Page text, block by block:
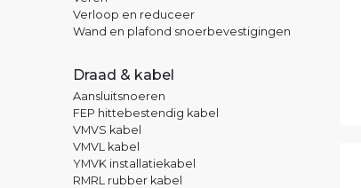
Verloop en reduceer
Wand en plafond snoerbevestigingen
Draad & kabel
Aansluitsnoeren
FEP hittebestendig kabel
VMVS kabel
VMVL kabel
YMVK installatiekabel
RMRL rubber kabel